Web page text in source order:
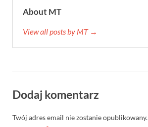
About MT
View all posts by MT →
Dodaj komentarz
Twój adres email nie zostanie opublikowany.